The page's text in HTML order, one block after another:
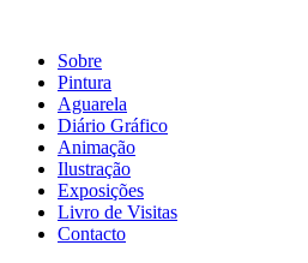
Sobre
Pintura
Aguarela
Diário Gráfico
Animação
Ilustração
Exposições
Livro de Visitas
Contacto